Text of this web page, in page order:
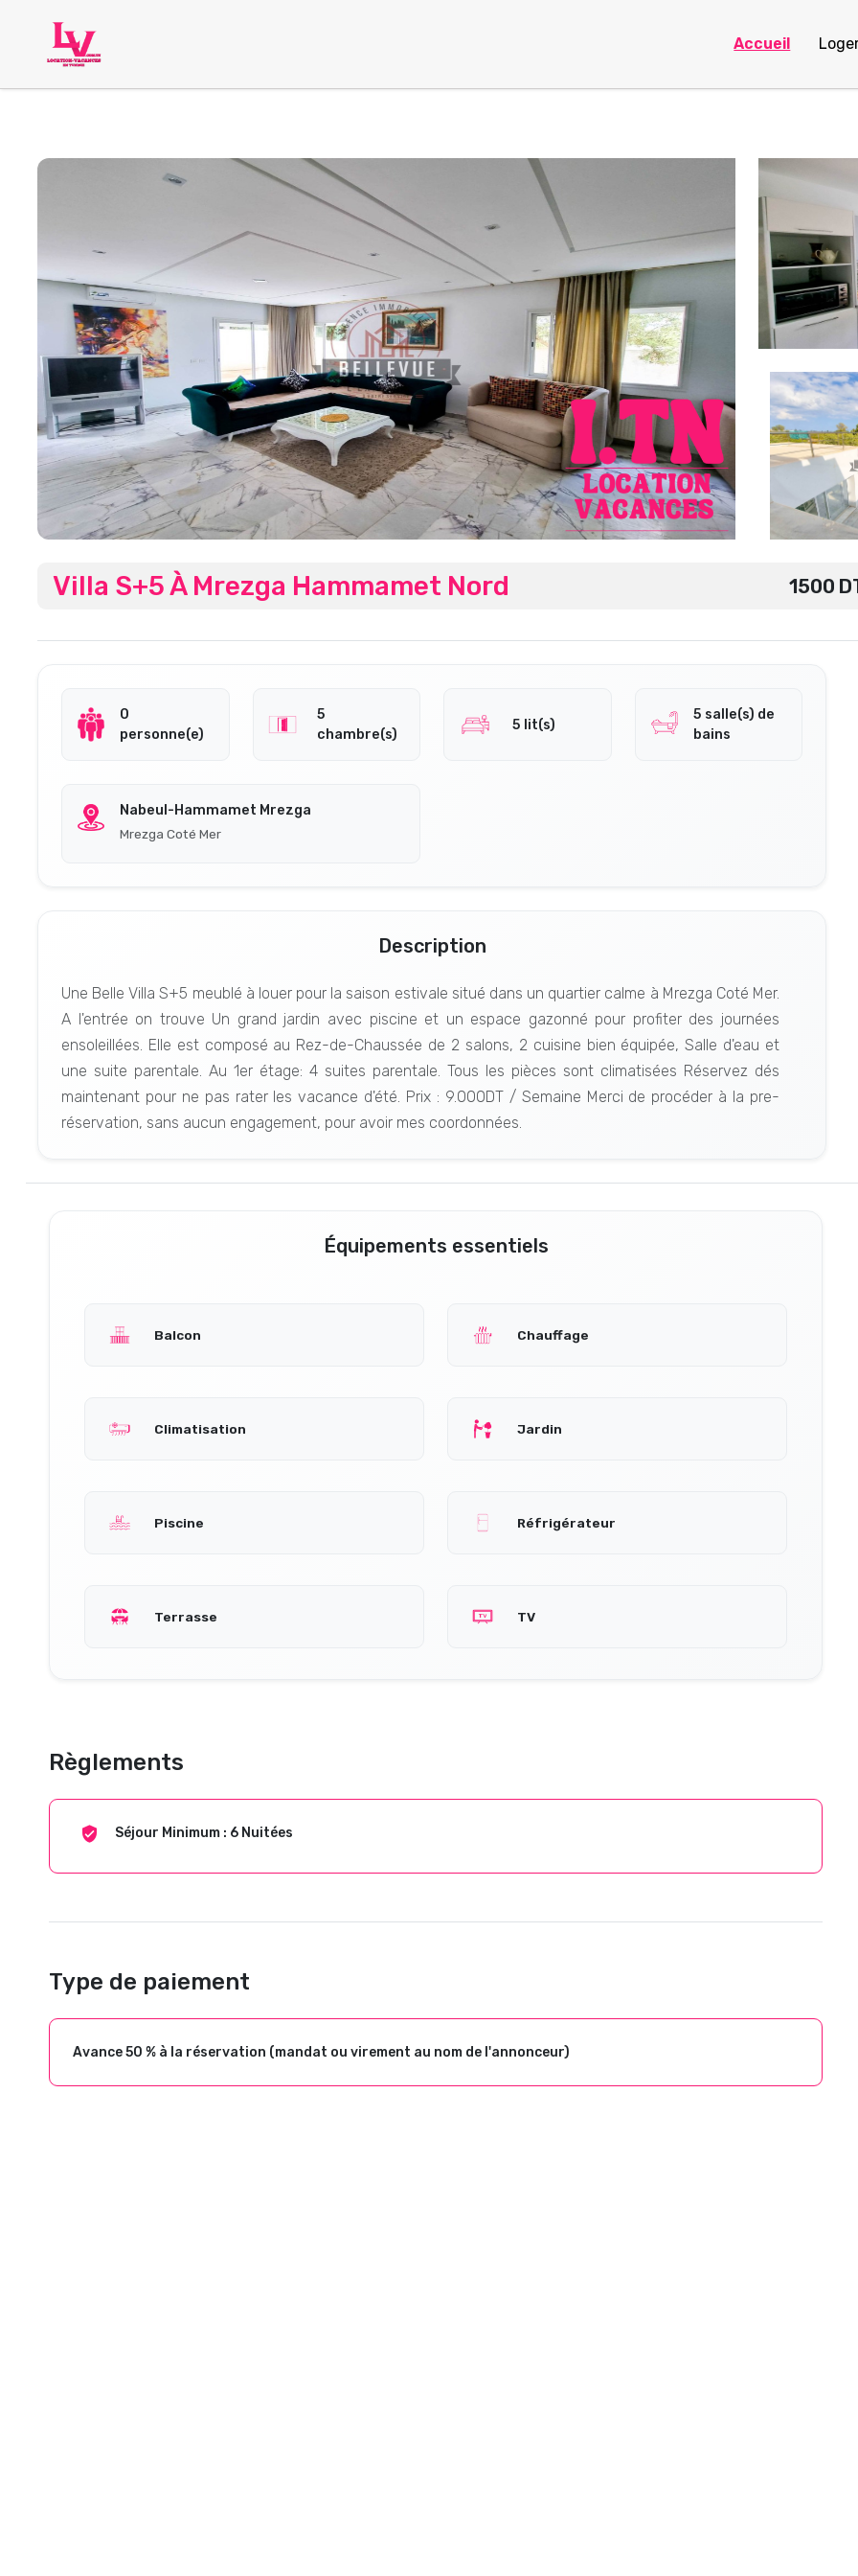
Accueil
Villa S+5 À Mrezga Hammamet Nord 1500
0
personne(e)
5
chambre(s)
5 lit(s)
5 salle(s) de
bains
Nabeul-Hammamet Mrezga
Mrezga Coté Mer
Description
Une Belle Villa S+5 meublé à louer pour la saison estivale situé dans un quartier calme à Mrezga Coté Mer.
A l'entrée on trouve Un grand jardin avec piscine et un espace gazonné pour profiter des journées
ensoleillées. Elle est composé au Rez-de-Chaussée de 2 salons, 2 cuisine bien équipée, Salle d'eau et
une suite parentale. Au 1er étage: 4 suites parentale. Tous les pièces sont climatisées Réservez dés
maintenant pour ne pas rater les vacance d'été. Prix : 9.000DT / Semaine Merci de procéder à la pre-
réservation, sans aucun engagement, pour avoir mes coordonnées.
Équipements essentiels
Balcon Chauffage
Climatisation Jardin
Piscine Réfrigérateur
Terrasse TV
Règlements
Séjour Minimum : 6 Nuitées
Type de paiement
Avance 50 % à la réservation (mandat ou virement au nom de l'annonceur)